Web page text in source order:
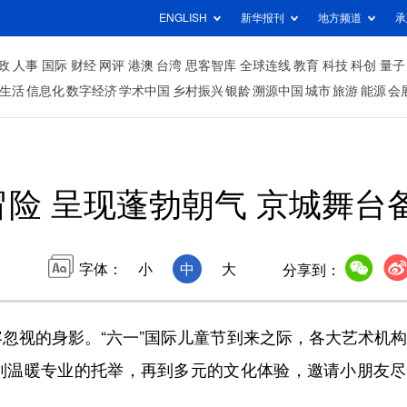
ENGLISH 新华报刊 地方频道
人事 国际 财经 网评 港澳 台湾 思客智库 全球连线 教育 科技 科创 量子
活信息化数字经济学术中国 乡村振兴银龄溯源中国 城市旅游 能源 会
呈现蓬勃朝气 京城舞台
字体： 小 中 大 分享到：
的身影。“六一”国际儿童节到来之际，各大艺术机
暖专业的托举，再到多元的文化体验，邀请小朋友